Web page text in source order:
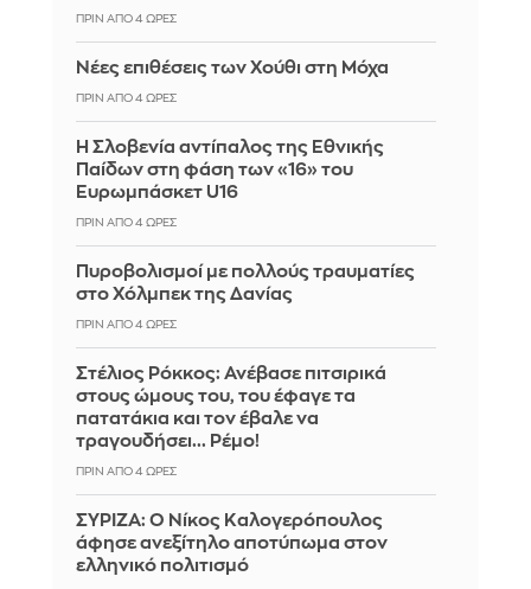
ΠΡΙΝ ΑΠΌ 4 ΏΡΕΣ
Νέες επιθέσεις των Χούθι στη Μόχα
ΠΡΙΝ ΑΠΌ 4 ΏΡΕΣ
Η Σλοβενία αντίπαλος της Εθνικής
Παίδων στη φάση των «16» του
Ευρωμπάσκετ U16
ΠΡΙΝ ΑΠΌ 4 ΏΡΕΣ
Πυροβολισμοί με πολλούς τραυματίες
στο Χόλμπεκ της Δανίας
ΠΡΙΝ ΑΠΌ 4 ΏΡΕΣ
Στέλιος Ρόκκος: Ανέβασε πιτσιρικά
στους ώμους του, του έφαγε τα
πατατάκια και τον έβαλε να
τραγουδήσει... Ρέμο!
ΠΡΙΝ ΑΠΌ 4 ΏΡΕΣ
ΣΥΡΙΖΑ: Ο Νίκος Καλογερόπουλος
άφησε ανεξίτηλο αποτύπωμα στον
ελληνικό πολιτισμό